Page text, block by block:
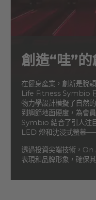
創造“哇”的
在健身產業，創新是脫
Life Fitness Symbio
物力學設計模擬了自然
到調節地面硬度，為會
Symbio 結合了引人注
LED 燈和沈浸式螢幕
透過投資尖端技術，On
表現和品牌形象，確保